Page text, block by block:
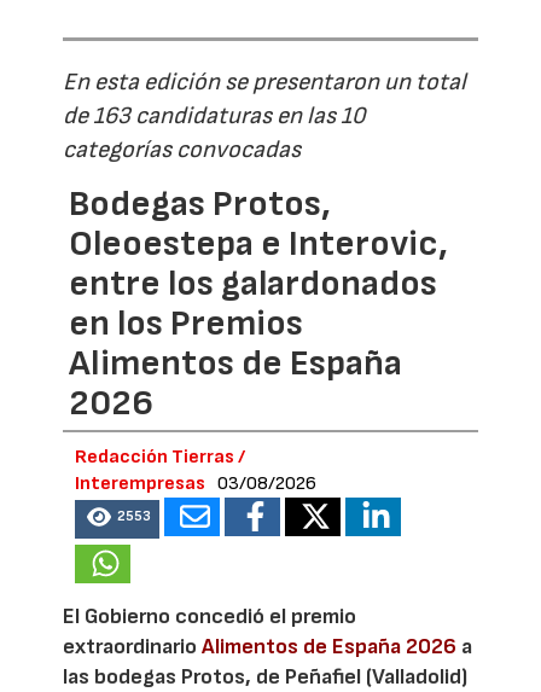
En esta edición se presentaron un total
de 163 candidaturas en las 10
categorías convocadas
Bodegas Protos,
Oleoestepa e Interovic,
entre los galardonados
en los Premios
Alimentos de España
2026
Redacción Tierras /
Interempresas
03/08/2026
2553
El Gobierno concedió el premio
extraordinarioAlimentos de España 2026 a
las bodegas Protos, de Peñafiel (Valladolid)